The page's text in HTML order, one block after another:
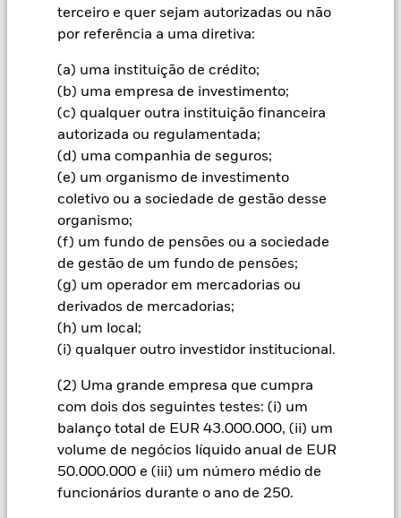
terceiro e quer sejam autorizadas ou não
por referência a uma diretiva:
(a) uma instituição de crédito;
(b) uma empresa de investimento;
(c) qualquer outra instituição financeira
autorizada ou regulamentada;
(d) uma companhia de seguros;
(e) um organismo de investimento
coletivo ou a sociedade de gestão desse
organismo;
(f) um fundo de pensões ou a sociedade
de gestão de um fundo de pensões;
(g) um operador em mercadorias ou
derivados de mercadorias;
(h) um local;
(i) qualquer outro investidor institucional.
(2) Uma grande empresa que cumpra
com dois dos seguintes testes: (i) um
balanço total de EUR 43.000.000, (ii) um
volume de negócios líquido anual de EUR
50.000.000 e (iii) um número médio de
funcionários durante o ano de 250.
não são garantidos. Investidores podem não reaver o
montante originalmente investido.
condições económicas e políticas do que os mercados
desenvolvidos. Entre os fatores a considerar há um maior
"risco de liquidez", restrições ao investimento ou à
transferência de ativos, não entrega ou entrega tardia de
títulos ou de pagamentos ao Fundo, assim como riscos
relaconados com a sustentabilidade. Os movimentos diários
dos mercados de acções, influenciados por factores como as
notícias políticas e económicas, os resultados das empresas e
acontecimentos importantes da vida das empresas, podem
afectar o valor das acções e dos títulos conexos com acções. A
gestão activa da exposição cambial através de derivados pode
tornar o Fundo mais sensível às variações das taxas de
câmbio. Se as exposições cambiais cobertas pelo Fundo
apreciarem, os investidores poderão não vir a beneficiar dessa
apreciação. O Fundo pode procurar excluir Fundos que não
estejam sujeitos a requisitos em matéria de ASG. Por
conseguinte, os investidores devem efetuar uma avaliação
ética pessoal da análise de ASG do Fundo antes de investirem
no Fundo. Essa análise de ASG pode ter um impacto negativo
no valor dos investimentos do Fundo em comparação com um
fundo que não esteja sujeito a essa mesma análise.
Todas as categorias de acções com cobertura cambial utilizam
derivados para a cobertura do risco cambial. A utilização de
derivados para uma categoria de acções pode implicar o risco